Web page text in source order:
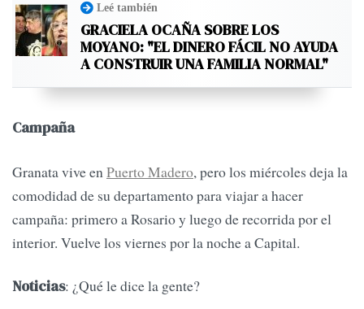
Leé también
GRACIELA OCAÑA SOBRE LOS
MOYANO: "EL DINERO FÁCIL NO AYUDA
A CONSTRUIR UNA FAMILIA NORMAL"
Campaña
Granata vive enPuerto Madero, pero los miércoles deja la
comodidad de su departamento para viajar a hacer
campaña: primero a Rosario y luego de recorrida por el
interior. Vuelve los viernes por la noche a Capital.
Noticias: ¿Qué le dice la gente?